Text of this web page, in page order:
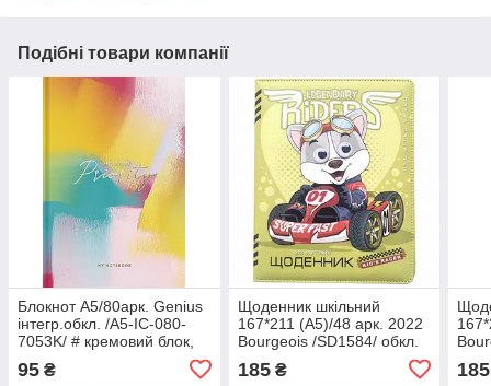
Подібні товари компанії
Блокнот А5/80арк. Genius
інтегр.обкл. /A5-IC-080-
7053K/ # кремовий блок,
тиснення (1/12)
95 ₴
Щоденник шкільний
167*211 (А5)/48 арк. 2022
Bourgeois /SD1584/ обкл.
185₴ 185